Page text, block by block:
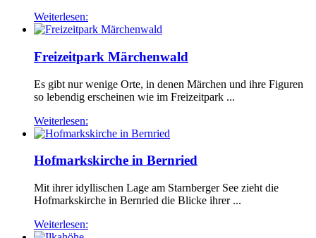
Weiterlesen:
Freizeitpark Märchenwald
Es gibt nur wenige Orte, in denen Märchen und ihre Figuren
so lebendig erscheinen wie im Freizeitpark ...
Weiterlesen:
Hofmarkskirche in Bernried
Mit ihrer idyllischen Lage am Starnberger See zieht die
Hofmarkskirche in Bernried die Blicke ihrer ...
Weiterlesen: